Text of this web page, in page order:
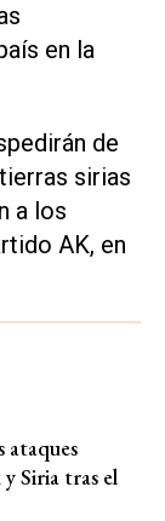
en la
de
sirias
a los
AK, en
ataques
Siria tras el